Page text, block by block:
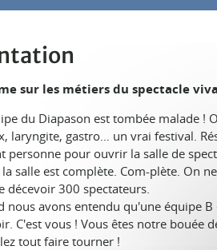
sur les métiers du spectacle
du Diapason est tombée malade !
laryngite, gastro… un vrai festival.
personne pour ouvrir la salle de
salle est complète. Com-plète. On
décevoir 300 spectateurs.
nous avons entendu qu'une équipe
C'est vous ! Vous êtes notre bouée
tout faire tourner !